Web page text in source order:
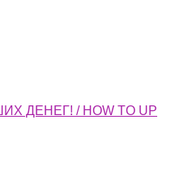
ДЕНЕГ! / HOW TO UP